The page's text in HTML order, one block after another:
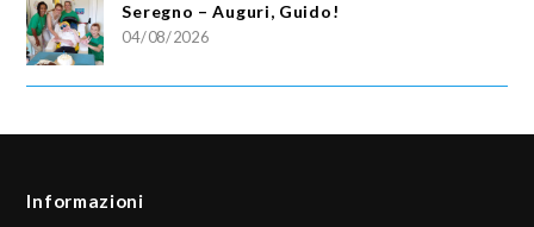
Seregno – Auguri, Guido!
04/08/2026
Informazioni